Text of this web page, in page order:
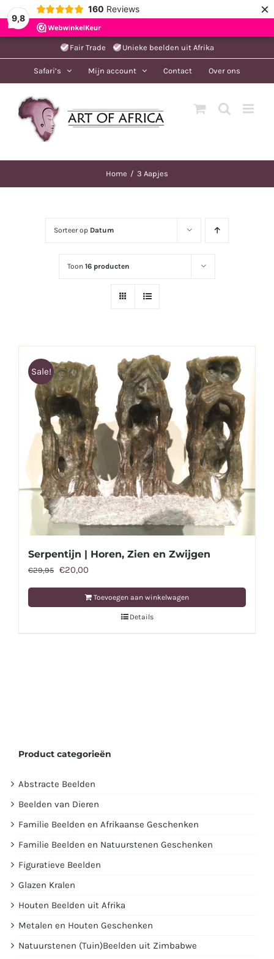
9,8
160 Reviews ×
naar
Fair Trade Unieke beelden uit Afrika
Safari’s Mijn account Contact Over ons
Home 3 Aapjes
Sorteer op Datum
Toon16 producten
Sale!
Serpentijn | Horen, Zien en Zwijgen
€29,95 Oorspronkelijke
prijs
€20,00
prijs
is:
Toevoegen aan winkelwagen
Details
Product categorieën
Abstracte Beelden
Beelden van Dieren
Familie Beelden en Afrikaanse Geschenken
Familie Beelden en Natuurstenen Geschenken
Figuratieve Beelden
Glazen Kralen
Houten Beelden uit Afrika
Metalen en Houten Geschenken
Natuurstenen (Tuin)Beelden uit Zimbabwe